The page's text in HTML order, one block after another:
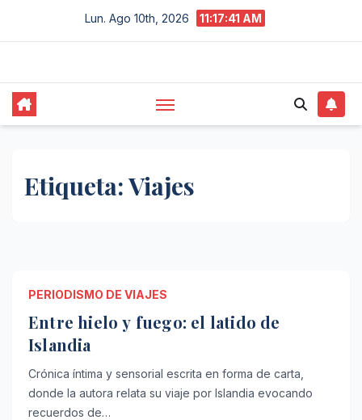
Lun. Ago 10th, 2026 11:17:41 AM
Etiqueta:Viajes
PERIODISMO DE VIAJES
Entre hielo y fuego: el latido de
Islandia
Crónica íntima y sensorial escrita en forma de carta,
donde la autora relata su viaje por Islandia evocando
recuerdos de…